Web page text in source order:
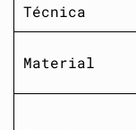
Técnica
Material